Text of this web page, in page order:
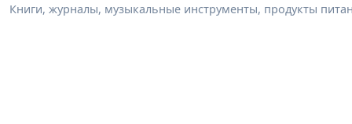
Книги, журналы, музыкальные инструменты, продукты